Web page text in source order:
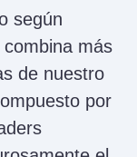
según
más
de nuestro
por